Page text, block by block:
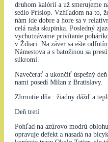
druhom kalórií a už smerujeme
sedlo Príslop. Vzhľadom na to,
nám ide dobre a hore sa v
celá naša skupinka. Posledný
vychutnávame privítanie
v Ždiari. Na záver sa ešte
Námestova a s batožinou sa
súkromí.
Navečerať a ukončiť úspešný
nami posedí Milan z Bratislavy.
Zhrnutie dňa : žiadny dážď a
Deň tretí
Pohľad na azúrovo modrú
opravuje defekt a nasadá na